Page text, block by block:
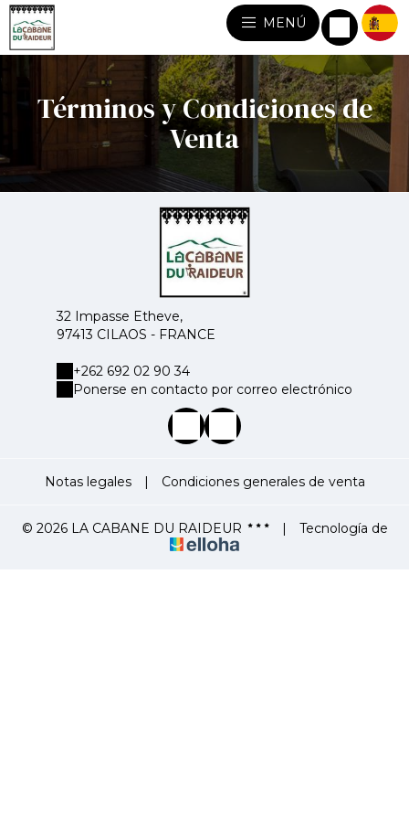
MENÚ
Términos y Condiciones de
Venta
32 Impasse Etheve,
97413 CILAOS - FRANCE
+262 692 02 90 34
Ponerse en contacto por correo electrónico
Notas legales | Condiciones generales de venta
© 2026 LA CABANE DU RAIDEUR | Tecnología de